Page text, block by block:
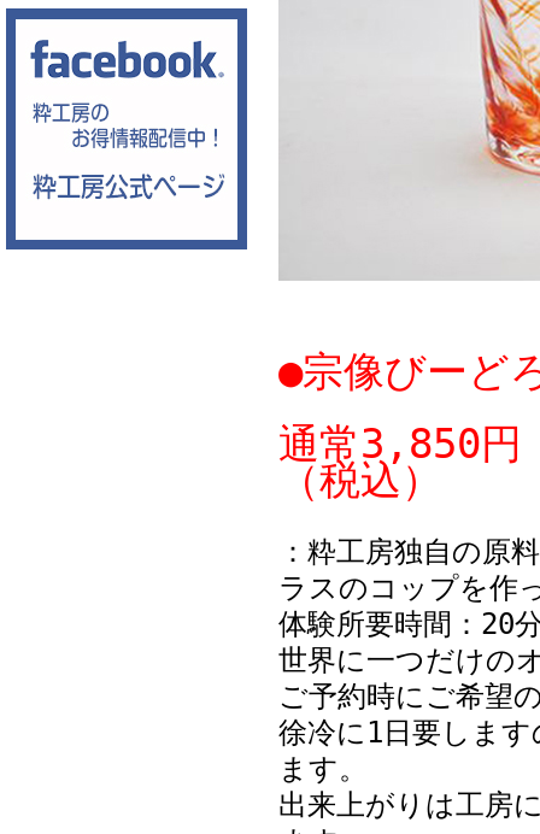
●宗像びーど
通常3,850円
（税込）
：粋工房独自の原
ラスのコップを作
体験所要時間：20
世界に一つだけの
ご予約時にご希望
徐冷に1日要しま
ます。
出来上がりは工房